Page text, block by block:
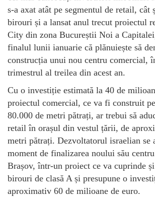
s-a axat atât pe segmentul de retail, cât
birouri și a lansat anul trecut proiectul
City din zona Bucureștii Noi a
finalul lunii ianuarie că plănuiește să
construcția unui nou centru comercial,
trimestrul al treilea din acest an.
Cu o investiție estimată la 40 de
proiectul comercial, ce va fi construit
80.000 de metri pătrați, ar trebui să
retail în orașul din vestul țării, de
metri pătrați. Dezvoltatorul israelian se
moment de finalizarea noului său
Brașov, într-un proiect ce va cuprinde
birouri de clasă A și presupune o
aproximativ 60 de milioane de euro.